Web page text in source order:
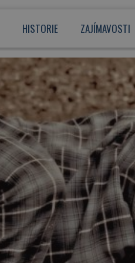
HISTORIE ZAJÍMAVOSTI